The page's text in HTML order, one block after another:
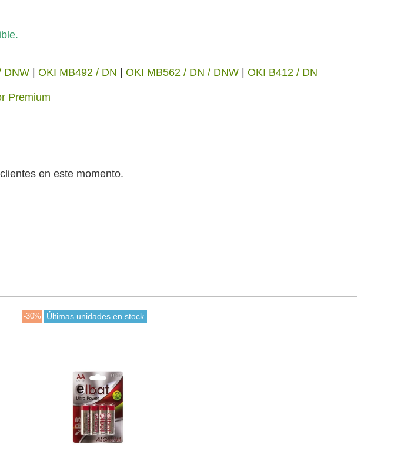
.
DNW OKI MB492 / DN OKI MB562 / DN / DNW OKI B412 / DN
Premium
en este momento.
-30% Últimas unidades en stock